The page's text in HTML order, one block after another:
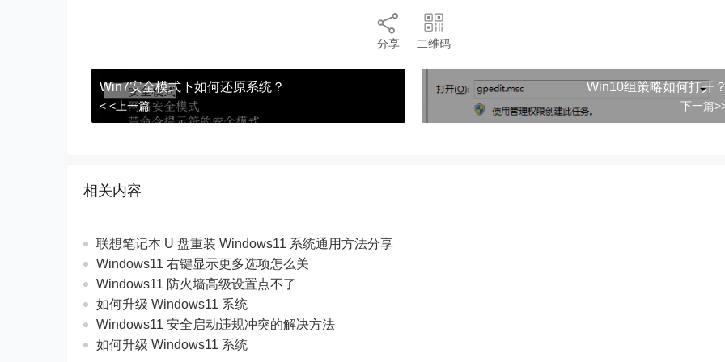
分享 二维码
Win7安全模式下如何还原系统？
< <上一篇
Win10组策略如何打开
下一篇
相关内容
联想笔记本 U 盘重装 Windows11 系统通用方法分享
Windows11 右键显示更多选项怎么关
Windows11 防火墙高级设置点不了
如何升级 Windows11 系统
Windows11 安全启动违规冲突的解决方法
如何升级 Windows11 系统